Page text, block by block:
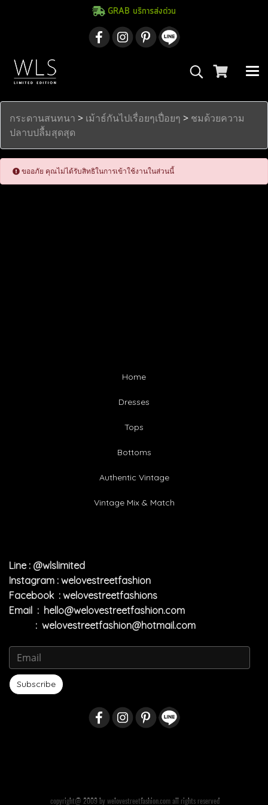
GRAB บริการส่งด่วน
กระดานสนทนา > เม้าธ์กันไปเรื่อยๆเปื่อยๆ > ชมด้วยความ
ปลาบปลื้มสุดสุด
ขออภัย คุณไม่ได้รับสิทธิในการเข้าใช้งานในส่วนนี้
Home
Dresses
Tops
Bottoms
Authentic Vintage
Vintage Mix & Match
Line : @wlslimited
Instagram : welovestreetfashion
Facebook : welovestreetfashions
Email : hello@welovestreetfashion.com
: welovestreetfashion@hotmail.com
Subscribe
copyright@ 2009 by welovestreetfashion.com all rights reserved